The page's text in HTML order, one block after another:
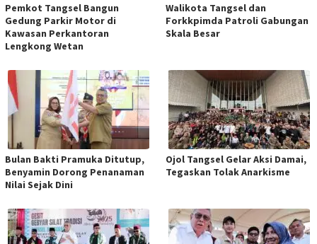
Pemkot Tangsel Bangun
Gedung Parkir Motor di
Kawasan Perkantoran
Lengkong Wetan
Walikota Tangsel dan
Forkkpimda Patroli Gabungan
Skala Besar
Bulan Bakti Pramuka Ditutup,
Benyamin Dorong Penanaman
Nilai Sejak Dini
Ojol Tangsel Gelar Aksi Damai,
Tegaskan Tolak Anarkisme